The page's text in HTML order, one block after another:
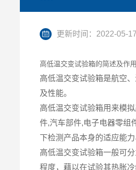
更新时间：2022-05-17
高低温交变试验箱的简述及作
高低温交变试验箱是航空
及性能。
高低温交变试验箱用来模
件,汽车部件,电子电器零组
下检测产品本身的适应能
高低温交变试验箱一般可
程度，藉以在试验其热胀